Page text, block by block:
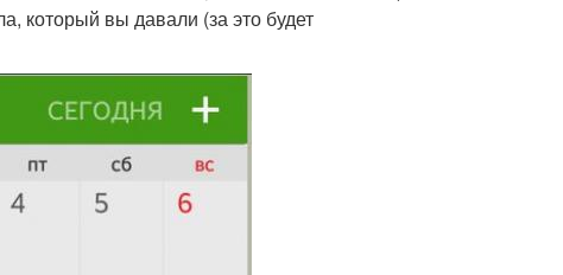
который вы давали (за это будет